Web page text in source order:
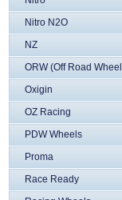
Nitro N2O
NZ
ORW (Off Road
Oxigin
OZ Racing
PDW Wheels
Proma
Race Ready